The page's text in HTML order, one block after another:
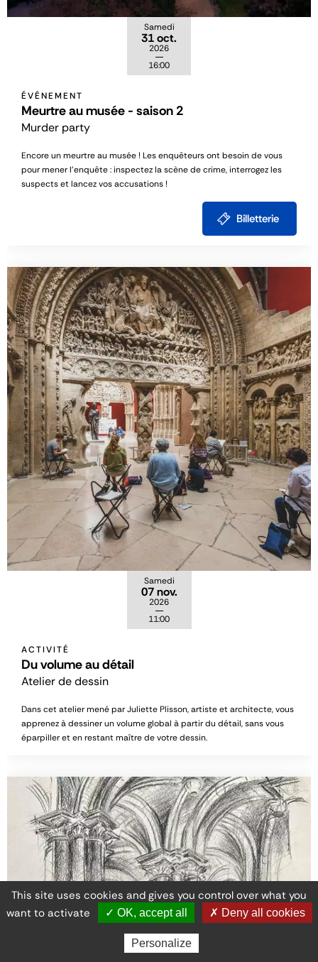
Samedi
31 oct.
2026
16:00
ÉVÉNEMENT
Meurtre au musée - saison 2
Murder party
Encore un meurtre au musée ! Les enquêteurs ont besoin de vous
pour mener l'enquête : inspectez la scène de crime, interrogez les
suspects et lancez vos accusations !
Billetterie
Samedi
07 nov.
2026
11:00
ACTIVITÉ
Du volume au détail
Atelier de dessin
Dans cet atelier mené par Juliette Plisson, artiste et architecte, vous
apprenez à dessiner un volume global à partir du détail, sans vous
éparpiller et en restant maître de votre dessin.
This site uses cookies and gives you control over what you
want to activate
✓ OK, accept all ✗ Deny all cookies
Personalize